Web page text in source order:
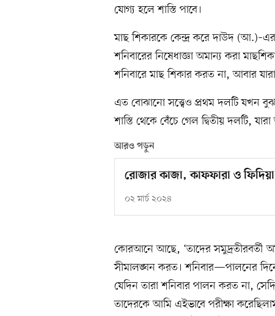
যোগ্য হলে শাস্তি পাবে।
মাছ শিকারকে কেন্দ্র করে দাউদ
শনিবারের নিষেধাজ্ঞা অমান্য করা
শনিবারে মাছ শিকার করত না, আবার
এত বোঝানো সত্ত্বেও প্রথম দলটি যখন
শাস্তি থেকে বেঁচে গেল দ্বিতীয় দলটি,
আরও পড়ুন
রোজার কাজা, কাফফারা ও
০২ মার্চ ২০২৪
কোরআনে আছে, ‘তাদের সমুদ্রতীরবর্তী
সীমালঙ্ঘন করত। শনিবার—পালনের
যেদিন তারা শনিবার পালন করত না,
তাদেরকে আমি এইভাবে পরীক্ষা